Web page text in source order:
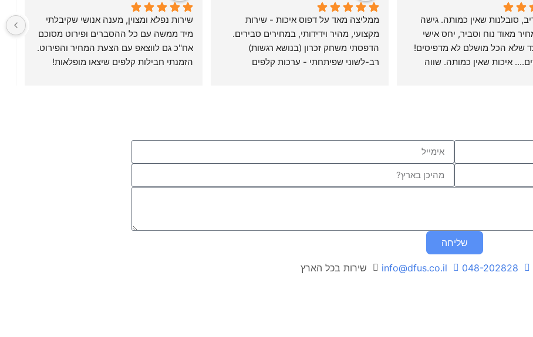
מקצועי, מהיר וידידותי, במחירים סבירים.
שליחה
048-202828
info@dfus.co.il שירות בכל הארץ